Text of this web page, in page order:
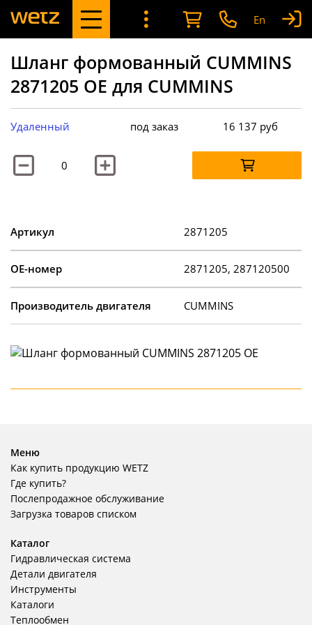
En
Шланг формованный CUMMINS
2871205 OE для CUMMINS
Удаленный под заказ 16 137 руб
Артикул 2871205
OE-номер 2871205, 287120500
Производитель двигателя CUMMINS
Меню
Как купить продукцию WETZ
Где купить?
Послепродажное обслуживание
Загрузка товаров списком
Каталог
Гидравлическая система
Детали двигателя
Инструменты
Каталоги
Теплообмен